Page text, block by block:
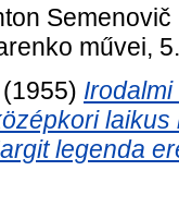
Semenovič
művei,
(1955)
legenda